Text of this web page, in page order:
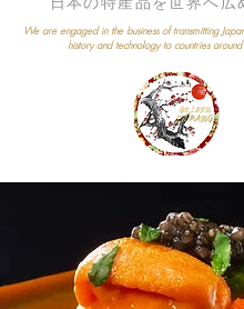
We are engaged in the business of transmitting
history and technology to countries